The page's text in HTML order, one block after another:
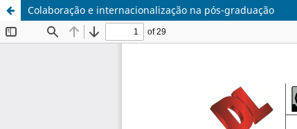
Colaboração e internacionalização na pós-graduação